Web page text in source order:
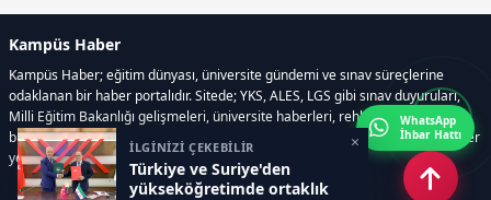
İLGİNİZİ ÇEKEBİLİR
Türkiye ve Suriye'den
yükseköğretimde ortaklık
×
Kampüs Haber
Kampüs Haber; eğitim dünyası, üniversite gündemi ve sınav süreçlerine
odaklanan bir haber portalıdır. Sitede; YKS, ALES, LGS gibi sınav duyuruları,
Milli Eğitim Bakanlığı gelişmeleri, üniversite haberleri, rehberlik içerikleri,
bilim ve teknoloji alanındaki yenilikler ile öğrenci yaşamına dair güncel bilgiler
yer alır.
WhatsApp
İhbar Hattı